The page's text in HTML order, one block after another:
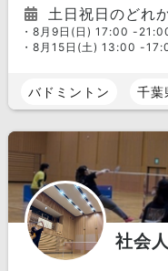
土日祝日のどれ
・8月9日(日) 17:00 -
・8月15日(土) 13:00 -
バドミントン 千葉
社会